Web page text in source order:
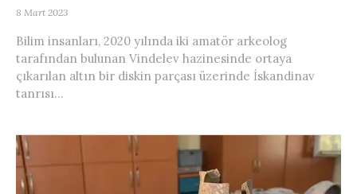
8 Mart 2023
Bilim insanları, 2020 yılında iki amatör arkeolog
tarafından bulunan Vindelev hazinesinde ortaya
çıkarılan altın bir diskin parçası üzerinde İskandinav
tanrısı...